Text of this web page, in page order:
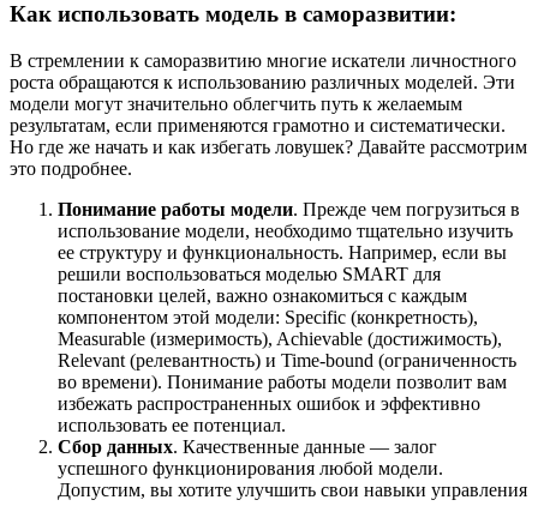
Как использовать модель в саморазвитии:
В стремлении к саморазвитию многие искатели личностного
роста обращаются к использованию различных моделей. Эти
модели могут значительно облегчить путь к желаемым
результатам, если применяются грамотно и систематически.
Но где же начать и как избегать ловушек? Давайте рассмотрим
это подробнее.
Понимание работы модели. Прежде чем погрузиться в
использование модели, необходимо тщательно изучить
ее структуру и функциональность. Например, если вы
решили воспользоваться моделью SMART для
постановки целей, важно ознакомиться с каждым
компонентом этой модели: Specific (конкретность),
Measurable (измеримость), Achievable (достижимость),
Relevant (релевантность) и Time-bound (ограниченность
во времени). Понимание работы модели позволит вам
избежать распространенных ошибок и эффективно
использовать ее потенциал.
Сбор данных. Качественные данные — залог
успешного функционирования любой модели.
Допустим, вы хотите улучшить свои навыки управления